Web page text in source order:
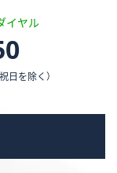
イヤル
日を除く）